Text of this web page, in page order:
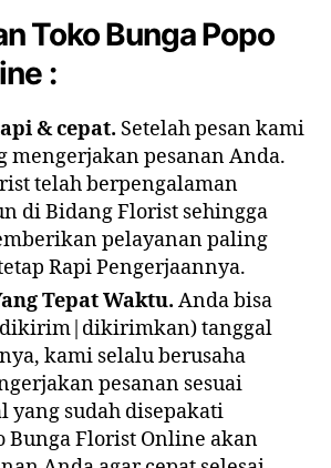
Toko Bunga Popo
:
& cepat. Setelah pesan kami
mengerjakan pesanan Anda.
telah berpengalaman
di Bidang Florist sehingga
pelayanan paling
Rapi Pengerjaannya.
Tepat Waktu. Anda bisa
tanggal
kami selalu berusaha
pesanan sesuai
yang sudah disepakati
Bunga Florist Online akan